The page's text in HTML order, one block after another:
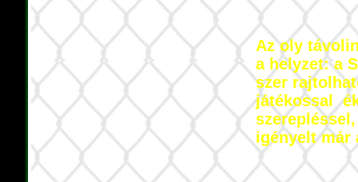
Az oly
a helyzet: a
szer
játékossal
igényelt már